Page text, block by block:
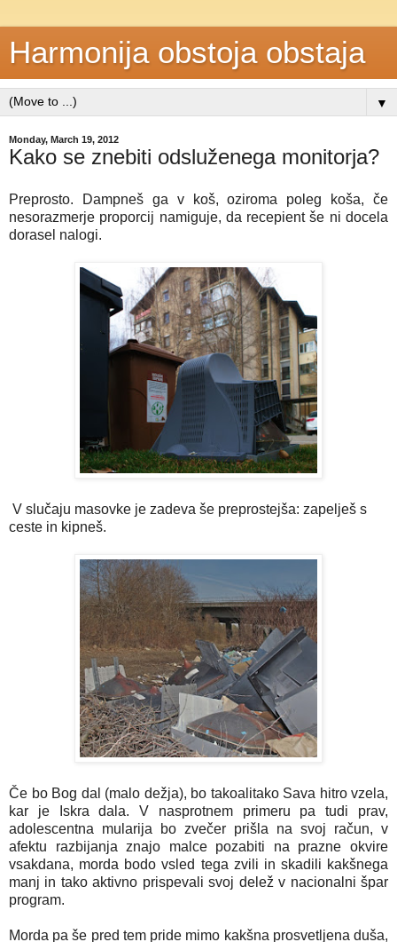
Harmonija obstoja obstaja
▼
Monday, March 19, 2012
Kako se znebiti odsluženega monitorja?
Preprosto. Dampneš ga v koš, oziroma poleg koša, če
nesorazmerje proporcij namiguje, da recepient še ni docela
dorasel nalogi.
V slučaju masovke je zadeva še preprostejša: zapelješ s
ceste in kipneš.
Če bo Bog dal (malo dežja), bo takoalitako Sava hitro vzela,
kar je Iskra dala. V nasprotnem primeru pa tudi prav,
adolescentna mularija bo zvečer prišla na svoj račun, v
afektu razbijanja znajo malce pozabiti na prazne okvire
vsakdana, morda bodo vsled tega zvili in skadili kakšnega
manj in tako aktivno prispevali svoj delež v nacionalni špar
program.
Morda pa še pred tem pride mimo kakšna prosvetljena duša,